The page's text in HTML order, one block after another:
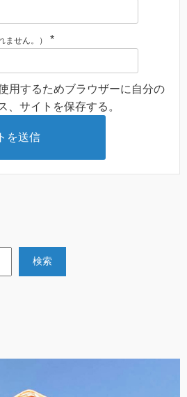
ません。） *
用するためブラウザーに自分の
、サイトを保存する。
検索